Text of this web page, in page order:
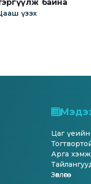
байна
үзэх
Цаг үеийн
Арга
Зөвлөгөө